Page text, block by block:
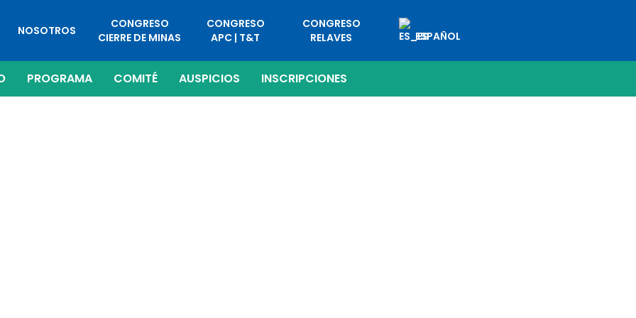
NOSOTROS
CONGRESO
CIERRE DE MINAS
CONGRESO
APC | T&T
CONGRESO
RELAVES
ESPAÑOL
PROGRAMA COMITÉ AUSPICIOS INSCRIPCIONES